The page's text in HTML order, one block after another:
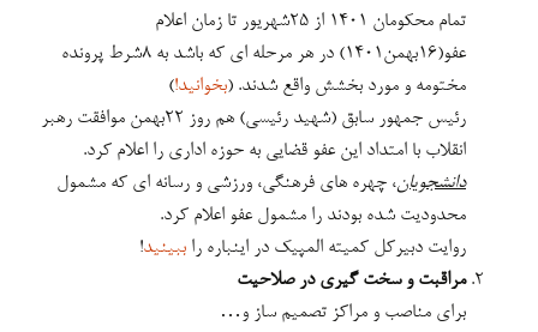
محدودیت شده بودند را مشمول عفو اعلام کرد.
روایت دبیرکل کمیته المپیک در اینباره راببینید!
مراقبت و سخت گیری در صلاحیت
برای مناصب و مراکز تصمیم ساز و…
پیش از انتخابات اخیر با کاندیداها:
“با خداوند عهد کنید اگر موفق شدید کارگزاران خود را از کسانی
قرار ندهید که ذره ای با انقلاب زاویه دارند”(۱۴۰۳/۴/۵)
هشدار دوباره درباره نفوذ:
“نمی‌شود ملت ایران قبول کند که همان پرچم‌ها به وسیله افراد
نفوذی، به وسیله انسان‌های فریب‌خورده در داخل کشور برافراشته